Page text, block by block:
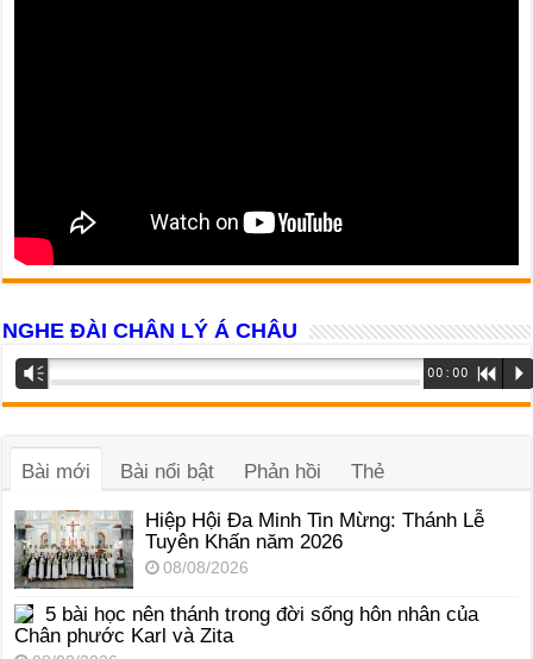
NGHE ĐÀI CHÂN LÝ Á CHÂU
Trình
phát
âm
Vm 00:00 R P
Bài mới Bài nổi bật Phản hồi Thẻ
Hiệp Hội Đa Minh Tin Mừng: Thánh Lễ
Tuyên Khấn năm 2026
08/08/2026
5 bài học nên thánh trong đời sống hôn nhân của
Chân phước Karl và Zita